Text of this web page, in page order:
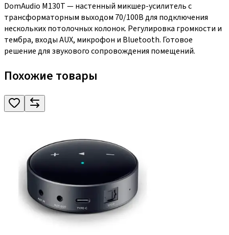
DomAudio M130T — настенный микшер-усилитель с
трансформаторным выходом 70/100В для подключения
нескольких потолочных колонок. Регулировка громкости и
тембра, входы AUX, микрофон и Bluetooth. Готовое
решение для звукового сопровождения помещений.
Похожие товары